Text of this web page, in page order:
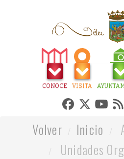
CONOCE VISITA
Volver Inicio
Unidades